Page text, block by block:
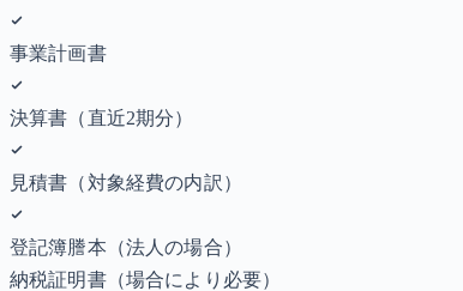
事業計画書
決算書（直近2期分）
見積書（対象経費の内訳）
登記簿謄本（法人の場合）
納税証明書（場合により必要）